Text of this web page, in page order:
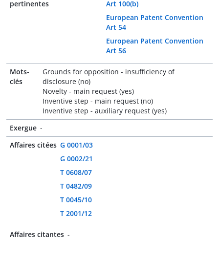
pertinentes
Art 100(b)
European Patent Convention
Art 54
European Patent Convention
Art 56
Mots-
clés
Grounds for opposition - insufficiency of
disclosure (no)
Novelty - main request (yes)
Inventive step - main request (no)
Inventive step - auxiliary request (yes)
Exergue -
Affaires citées G 0001/03
G 0002/21
T 0608/07
T 0482/09
T 0045/10
T 2001/12
Affaires citantes -